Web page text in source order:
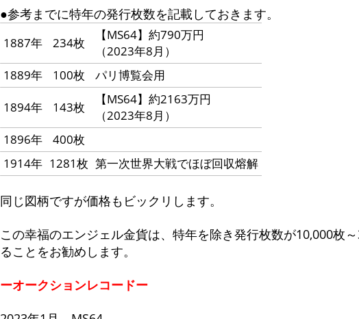
●参考までに特年の発行枚数を記載しておきます。
1887年 234枚
【MS64】約790万円
（2023年8月）
1889年
100枚 パリ博覧会用
1894年 143枚
【MS64】約2163万円
（2023年8月）
1896年
400枚
1914年 1281枚 第一次世界大戦でほぼ回収熔解
同じ図柄ですが価格もビックリします。
この幸福のエンジェル金貨は、特年を除き発行枚数が10,000枚
ることをお勧めします。
ーオークションレコードー